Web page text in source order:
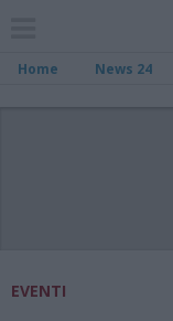
Home News 24
EVENTI